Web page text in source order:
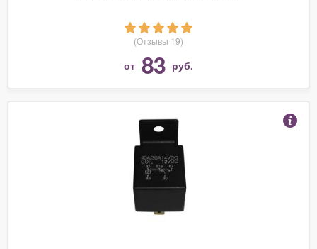
(Отзывы 19)
от 83 руб.